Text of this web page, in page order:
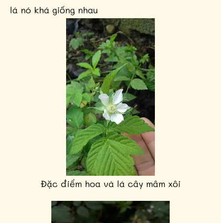
lá nó khá giống nhau
Đặc điểm hoa và lá cây mâm xôi